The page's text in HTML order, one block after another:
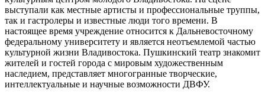
выступали как местные артисты и профессиональные труппы,
так и гастролеры и известные люди того времени. В
настоящее время учреждение относится к Дальневосточному
федеральному университету и является неотъемлемой частью
культурной жизни Владивостока. Пушкинский театр знакомит
жителей и гостей города с мировым художественным
наследием, представляет многогранные творческие,
интеллектуальные и научные возможности ДВФУ.